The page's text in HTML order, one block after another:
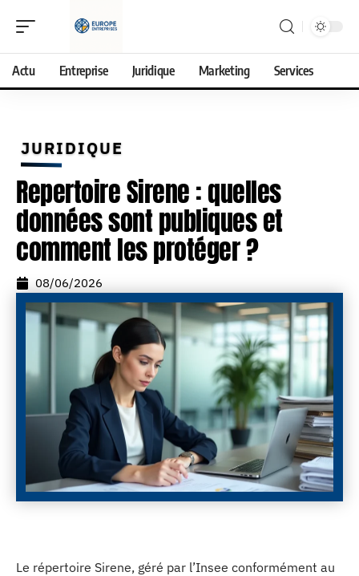
Actu Entreprise Juridique Marketing Services
JURIDIQUE
Repertoire Sirene : quelles
données sont publiques et
comment les protéger ?
08/06/2026
Le répertoire Sirene, géré par l’Insee conformément au